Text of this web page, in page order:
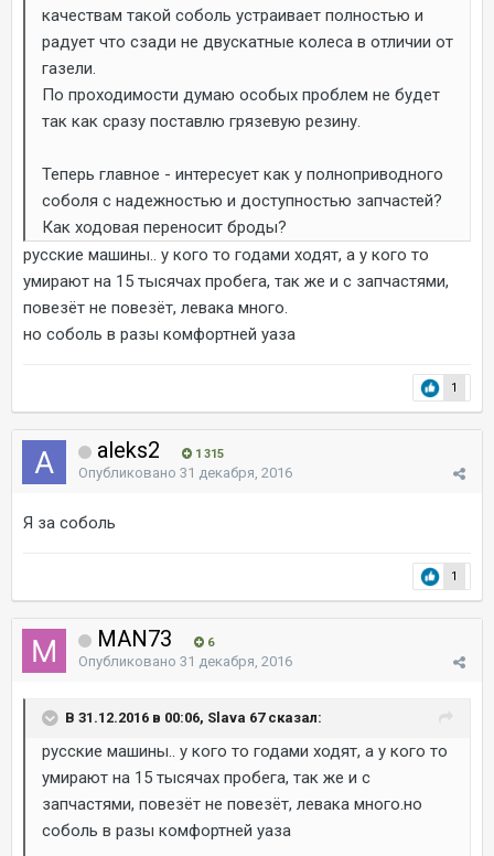
качествам такой соболь устраивает полностью и
радует что сзади не двускатные колеса в отличии от
газели.
По проходимости думаю особых проблем не будет
так как сразу поставлю грязевую резину.
Теперь главное - интересует как у полноприводного
соболя с надежностью и доступностью запчастей?
Как ходовая переносит броды?
русские машины.. у кого то годами ходят, а у кого то
умирают на 15 тысячах пробега, так же и с запчастями,
повезёт не повезёт, левака много.
но соболь в разы комфортней уаза
1
aleks2 1 315
Опубликовано 31 декабря, 2016
Я за соболь
1
MAN73 6
Опубликовано 31 декабря, 2016
В 31.12.2016 в 00:06, Slava 67 сказал:
русские машины.. у кого то годами ходят, а у кого то
умирают на 15 тысячах пробега, так же и с
запчастями, повезёт не повезёт, левака много.но
соболь в разы комфортней уаза